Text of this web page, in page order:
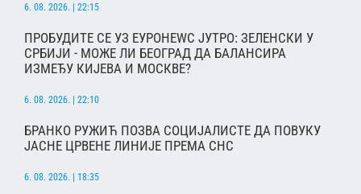
6. 08. 2026. | 22:15
ПРОБУДИТЕ СЕ УЗ ЕУРОНЕWС ЈУТРО: ЗЕЛЕНСКИ У
СРБИЈИ - МОЖЕ ЛИ БЕОГРАД ДА БАЛАНСИРА
ИЗМЕЂУ КИЈЕВА И МОСКВЕ?
6. 08. 2026. | 22:10
БРАНКО РУЖИЋ ПОЗВА СОЦИЈАЛИСТЕ ДА ПОВУКУ
ЈАСНЕ ЦРВЕНЕ ЛИНИЈЕ ПРЕМА СНС
6. 08. 2026. | 18:35